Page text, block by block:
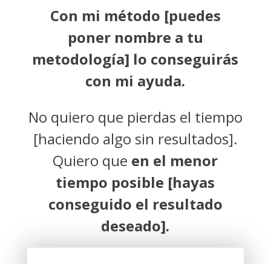
Con mi método [puedes
poner nombre a tu
metodología] lo conseguirás
con mi ayuda.
No quiero que pierdas el tiempo
[haciendo algo sin resultados].
Quiero que en el menor
tiempo posible [hayas
conseguido el resultado
deseado].